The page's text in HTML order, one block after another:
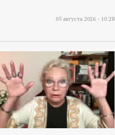
05 августа 2026 - 10:28